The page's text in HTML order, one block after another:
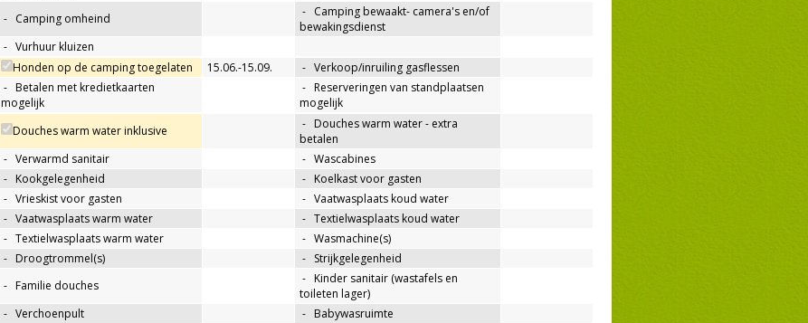
- Camping omheind - Camping bewaakt- camera's en/of
bewakingsdienst
- Vurhuur kluizen
Honden op de camping toegelaten 15.06.-15.09. - Verkoop/inruiling gasflessen
- Betalen met kredietkaarten
mogelijk
- Reserveringen van standplaatsen
mogelijk
Douches warm water inklusive - Douches warm water - extra
betalen
- Verwarmd sanitair - Wascabines
- Kookgelegenheid - Koelkast voor gasten
- Vrieskist voor gasten - Vaatwasplaats koud water
- Vaatwasplaats warm water - Textielwasplaats koud water
- Textielwasplaats warm water - Wasmachine(s)
- Droogtrommel(s) - Strijkgelegenheid
- Familie douches - Kinder sanitair (wastafels en
toileten lager)
- Verchoenpult - Babywasruimte